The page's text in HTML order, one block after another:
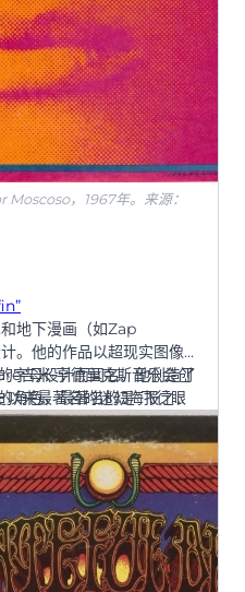
，1967年。来源：
地下漫画（如Zap
。他的作品以超现实图像、
字母设计而闻名。他创造了
角色，最著名的是”飞行眼
吉米·亨德里克斯音乐会创
以来最著名的迷幻海报之
面，如感恩而死乐队的